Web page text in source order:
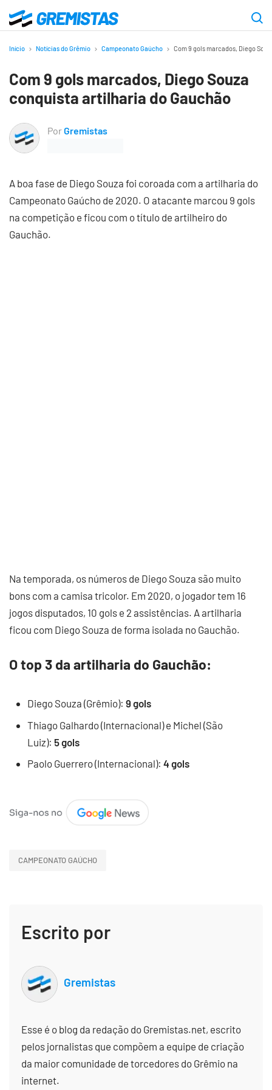
para
principal
Gremistas
Início Notícias do Grêmio Campeonato Gaúcho Com 9 gols marcados, Diego
Com 9 gols marcados, Diego Souza
conquista artilharia do Gauchão
PorGremistas
A boa fase de Diego Souza foi coroada com a artilharia do
Campeonato Gaúcho de 2020. O atacante marcou 9 gols
na competição e ficou com o título de artilheiro do
Gauchão.
Na temporada, os números de Diego Souza são muito
bons com a camisa tricolor. Em 2020, o jogador tem 16
jogos disputados, 10 gols e 2 assistências. A artilharia
ficou com Diego Souza de forma isolada no Gauchão.
O top 3 da artilharia do Gauchão:
Diego Souza (Grêmio): 9 gols
Thiago Galhardo (Internacional) e Michel (São
Luiz): 5 gols
Paolo Guerrero (Internacional): 4 gols
CAMPEONATO GAÚCHO
Escrito por
Gremistas
Esse é o blog da redação do Gremistas.net, escrito
pelos jornalistas que compõem a equipe de criação
da maior comunidade de torcedores do Grêmio na
internet.